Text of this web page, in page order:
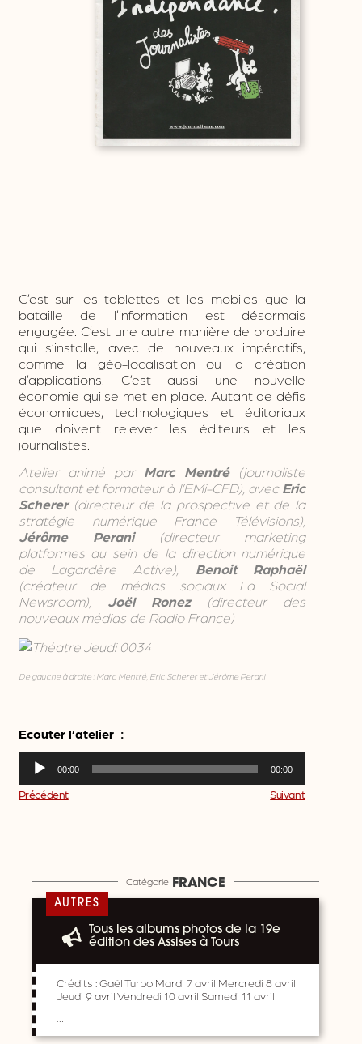
C’est sur les tablettes et les mobiles que la
bataille de l’information est désormais
engagée. C’est une autre manière de produire
qui s’installe, avec de nouveaux impératifs,
comme la géo-localisation ou la création
d’applications. C’est aussi une nouvelle
économie qui se met en place. Autant de défis
économiques, technologiques et éditoriaux
que doivent relever les éditeurs et les
journalistes.
Atelier animé par Marc Mentré(journaliste
consultant et formateur à l’EMi-CFD), avec Eric
Scherer(directeur de la prospective et de la
stratégie numérique France Télévisions),
Jérôme Perani(directeur marketing
platformes au sein de la direction numérique
de Lagardère Active), Benoit Raphaël
(créateur de médias sociaux La Social
Newsroom), Joël Ronez(directeur des
nouveaux médias de Radio France)
De gauche à droite : Marc Mentré, Eric Scherer et Jérôme Perani
Ecouter l’atelier :
Lecteur
audio
00:00 00:00
Précédent Suivant
Catégorie FRANCE
AUTRES
Tous les albums photos de la 19e
édition des Assises à Tours
Crédits : Gaël Turpo Mardi 7 avril Mercredi 8 avril
Jeudi 9 avril Vendredi 10 avril Samedi 11 avril